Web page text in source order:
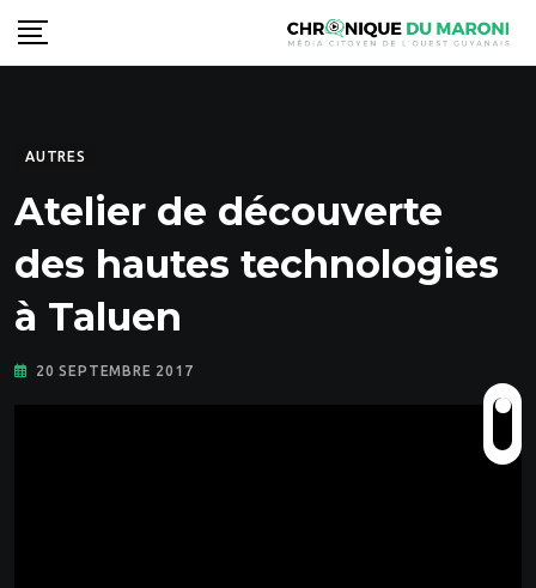
Skip
to
AUTRES
Atelier de découverte
des hautes technologies
à Taluen
20 SEPTEMBRE 2017